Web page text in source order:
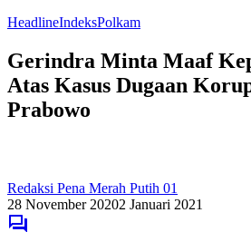
HeadlineIndeksPolkam
Gerindra Minta Maaf
Atas Kasus Dugaan
Prabowo
Redaksi Pena Merah Putih 01
28 November 20202 Januari 2021